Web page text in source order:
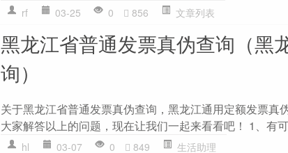
rf 03-25 0 856 文章列表
黑龙江省普通发票真伪查询（黑
询）
关于黑龙江省普通发票真伪查询，黑龙江通用定额发票真
大家解答以上的问题，现在让我们一起来看看吧！ 1、有
hl 03-07 0 849 生活助理